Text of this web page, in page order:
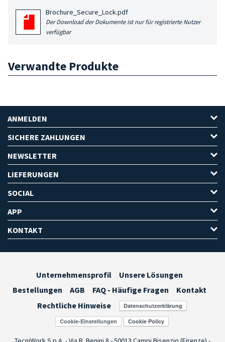
Brochure_Secure_Lock.pdf
Der Download der Dokumente ist nur für registrierte Nutzer
verfügbar
Verwandte Produkte
ANMELDEN
SICHERE ZAHLUNGEN
NEWSLETTER
LIEFERUNGEN
SOCIAL
APP
KONTAKT
Unternehmensprofil
Unsere Lösungen
Bestellungen
AGB FAQ - Häufige Fragen
Kontakt
Rechtliche Hinweise
Cookie-Einstellungen